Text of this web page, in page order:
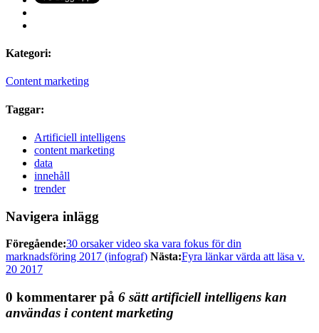
Kategori:
Content marketing
Taggar:
Artificiell intelligens
content marketing
data
innehåll
trender
Navigera inlägg
Föregående:30 orsaker video ska vara fokus för din
marknadsföring 2017 (infograf) Nästa:Fyra länkar värda att läsa v.
20 2017
0 kommentarer på 6 sätt artificiell intelligens kan
användas i content marketing